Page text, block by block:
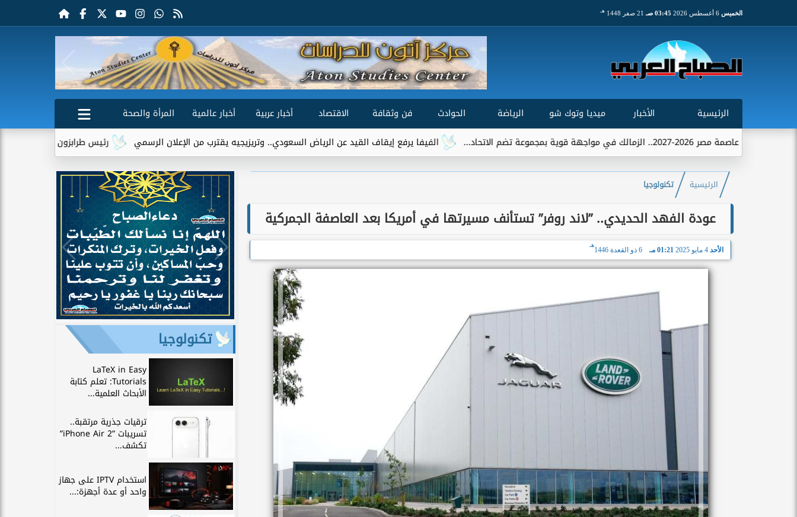
الخميس 03:45 صـ 21 صفر 1448 هـ
الرئيسية الأخبار ميديا وتوك شو الرياضة الحوادث فن وثقافة الاقتصاد أخبار عربية أخبار عالمية
المرأة والصحة
رئيس طرابزون سبور يكشف دور
الفيفا يرفع إيقاف القيد عن الرياض السعودي.. وتريزيجيه يقترب من الإعلان الرسمي 2027.. الزمالك في مواجهة قوية بمجموعة تضم الاتحاد...
الرئيسية تكنولوجيا
عودة الفهد الحديدي.. ”لاند روفر” تستأنف مسيرتها في أمريكا بعد العاصفة الجمركية
الأحد 4 مايو 2025 01:21 مـ 6 ذو القعدة 1446
هـ
تكنولوجيا
LaTeX in Easy
Tutorials: تعلم كتابة
الأبحاث العلمية...
ترقيات جذرية مرتقبة..
تسريبات ”iPhone Air 2”
تكشف...
استخدام IPTV على جهاز
واحد أو عدة أجهزة:...